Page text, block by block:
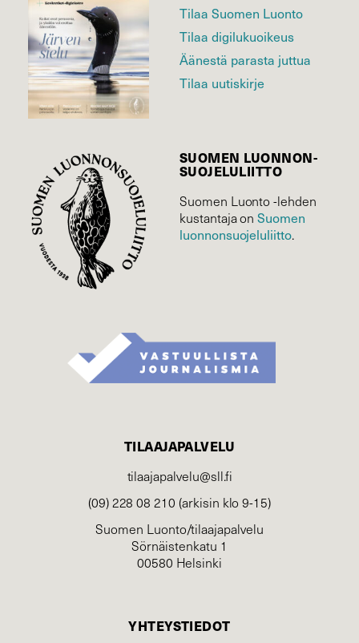
Tilaa Suomen Luonto
Tilaa digilukuoikeus
Äänestä parasta juttua
Tilaa uutiskirje
SUOMEN LUONNON­
SUOJELU­LIITTO
Suomen Luonto -lehden
kustantaja onSuomen
luonnonsuojelu­liitto.
TILAAJAPALVELU
tilaajapalvelu@sll.fi
(09) 228 08 210 (arkisin klo 9-15)
Suomen Luonto/tilaajapalvelu
Sörnäistenkatu 1
00580 Helsinki
YHTEYSTIEDOT